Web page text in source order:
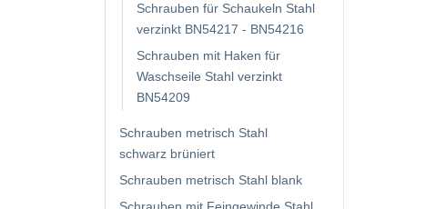
Schrauben für Schaukeln Stahl
verzinkt BN54217 - BN54216
Schrauben mit Haken für
Waschseile Stahl verzinkt
BN54209
Schrauben metrisch Stahl
schwarz brüniert
Schrauben metrisch Stahl blank